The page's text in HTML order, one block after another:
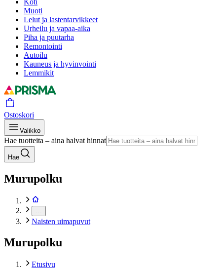
Koti
Muoti
Lelut ja lastentarvikkeet
Urheilu ja vapaa-aika
Piha ja puutarha
Remontointi
Autoilu
Kauneus ja hyvinvointi
Lemmikit
Ostoskori
Valikko
Hae tuotteita – aina halvat hinnat
Hae
Murupolku
Naisten uimapuvut
Murupolku
Etusivu